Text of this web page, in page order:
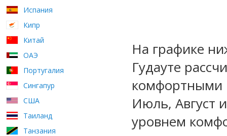
Испания
Кипр
Китай
ОАЭ
Португалия
Сингапур
США
Таиланд
Танзания
На графике
Гудауте
комфортными
Июль, Август
уровнем